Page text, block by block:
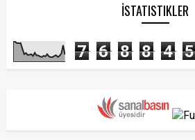
İSTATISTIKLER
7 6 8 8 4 5